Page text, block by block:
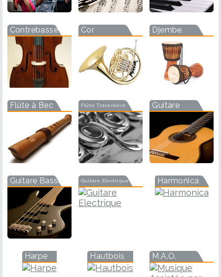
Contrebasse Cor Djembe
Flûte à Bec Flûte Traversière Guitare
Guitare Basse Guitare Electrique Harmonica
Harpe Hautbois M.A.O.